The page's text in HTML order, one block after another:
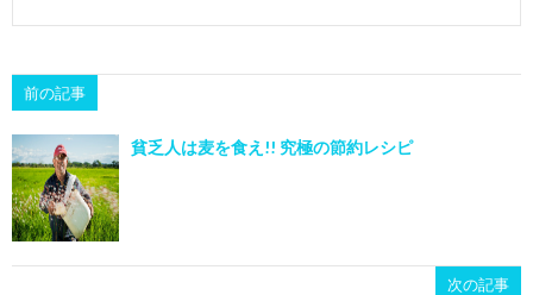
前の記事
貧乏人は麦を食え!! 究極の節約レシピ
次の記事